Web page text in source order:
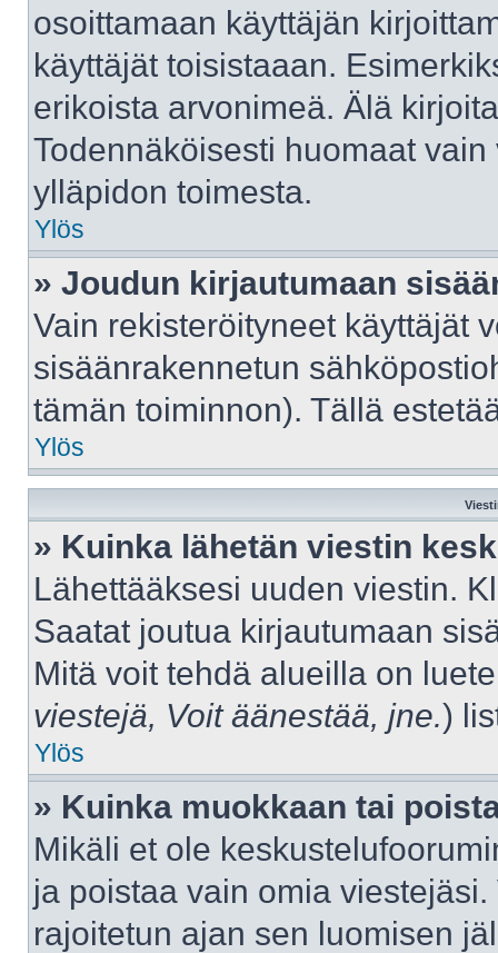
osoittamaan käyttäjän
käyttäjät toisistaaan.
erikoista arvonimeä. Älä
Todennäköisesti huomaat
ylläpidon toimesta.
Ylös
» Joudun kirjautumaan
Vain rekisteröityneet käyttäjät
sisäänrakennetun
tämän toiminnon). Tällä
Ylös
» Kuinka lähetän viestin
Lähettääksesi uuden viestin.
Saatat joutua kirjautumaan
Mitä voit tehdä alueilla on
viestejä, Voit äänestää, jne.)
Ylös
» Kuinka muokkaan tai
Mikäli et ole
ja poistaa vain omia
rajoitetun ajan sen luomisen